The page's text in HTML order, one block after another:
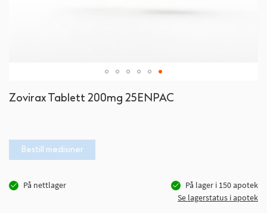
Zovirax Tablett 200mg 25ENPAC
Bestill medisiner
På nettlager På lager i 150apotek
Se lagerstatus i apotek
til
bildegalleri